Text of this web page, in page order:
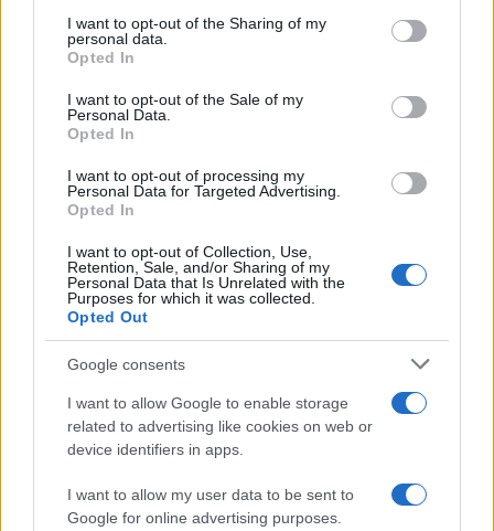
not limited to your visit or usage behaviour. You may click to
grant or deny consent to Google and its third-party tags to
use your data for below specified purposes in below Google
consent section.
I want to opt-out of the Sharing of my
personal data.
Opted In
I want to opt-out of the Sale of my
Personal Data.
Opted In
I want to opt-out of processing my
Personal Data for Targeted Advertising.
Opted In
I want to opt-out of Collection, Use,
Retention, Sale, and/or Sharing of my
Personal Data that Is Unrelated with the
Purposes for which it was collected.
Opted Out
Google consents
I want to allow Google to enable storage
related to advertising like cookies on web or
device identifiers in apps.
I want to allow my user data to be sent to
Google for online advertising purposes.
Roma Montesacro con l’operazione “Gli Orti”, nel
corso della quale vennero eseguite 38 misure
cautelari. L’attività investigativa ha svelato la
struttura dell’organizzazione attraverso
l’individuazione di contabili, vedette, pusher e delle
sostanze stupefacenti, consentendo di definire i ruoli
di ogni sodale che spaziavano
dall’approvvigionamento e successiva cessione dello
stupefacente, alla gestione del denaro provento
dell’attività di spaccio sino alla preparazione del vitto
per gli altri sodali.
POTREBBE INTERESSARTI
Fiumicino, squalo attacca un
lungomare romano
5 anni fa